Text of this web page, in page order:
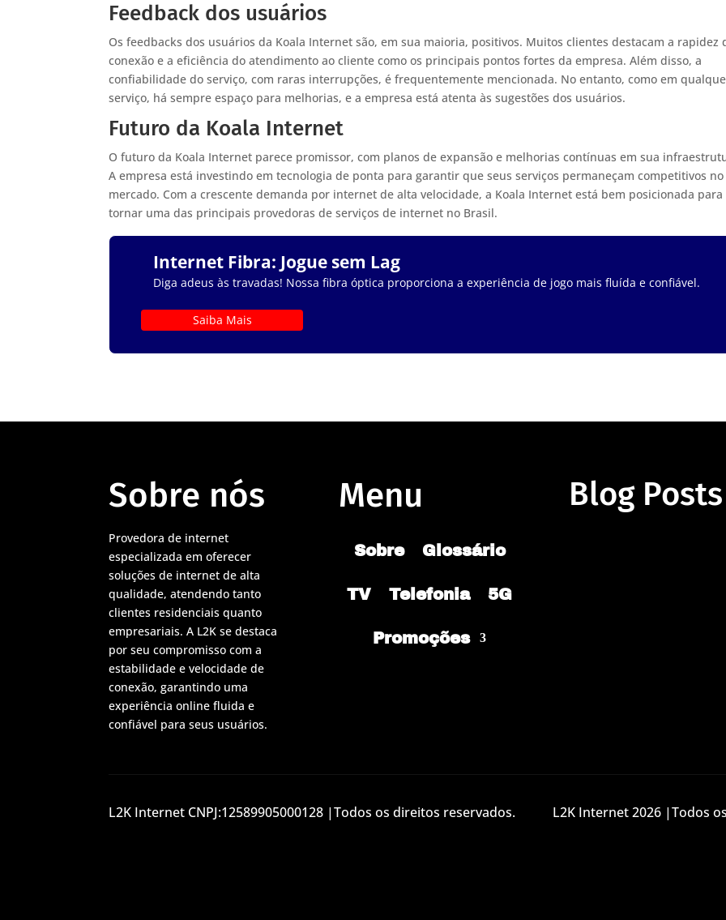
Feedback dos usuários
Os feedbacks dos usuários da Koala Internet são, em sua maioria, positivos. Muitos clientes destacam a rapidez
conexão e a eficiência do atendimento ao cliente como os principais pontos fortes da empresa. Além disso, a
confiabilidade do serviço, com raras interrupções, é frequentemente mencionada. No entanto, como em
serviço, há sempre espaço para melhorias, e a empresa está atenta às sugestões dos usuários.
Futuro da Koala Internet
O futuro da Koala Internet parece promissor, com planos de expansão e melhorias contínuas em sua
A empresa está investindo em tecnologia de ponta para garantir que seus serviços permaneçam competitivos no
mercado. Com a crescente demanda por internet de alta velocidade, a Koala Internet está bem posicionada para
tornar uma das principais provedoras de serviços de internet no Brasil.
Internet Fibra: Jogue sem Lag
Diga adeus às travadas! Nossa fibra óptica proporciona a experiência de jogo mais fluída e confiável.
Saiba Mais
Sobre nós
Provedora de internet
especializada em oferecer
soluções de internet de alta
qualidade, atendendo tanto
clientes residenciais quanto
empresariais. A L2K se destaca
por seu compromisso com a
estabilidade e velocidade de
conexão, garantindo uma
experiência online fluida e
confiável para seus usuários.
Menu
Sobre Glossário
TV Telefonia 5G
Promoções
Blog Posts
L2K Internet CNPJ:12589905000128 |Todos os direitos reservados. L2K Internet 2026 |Todos